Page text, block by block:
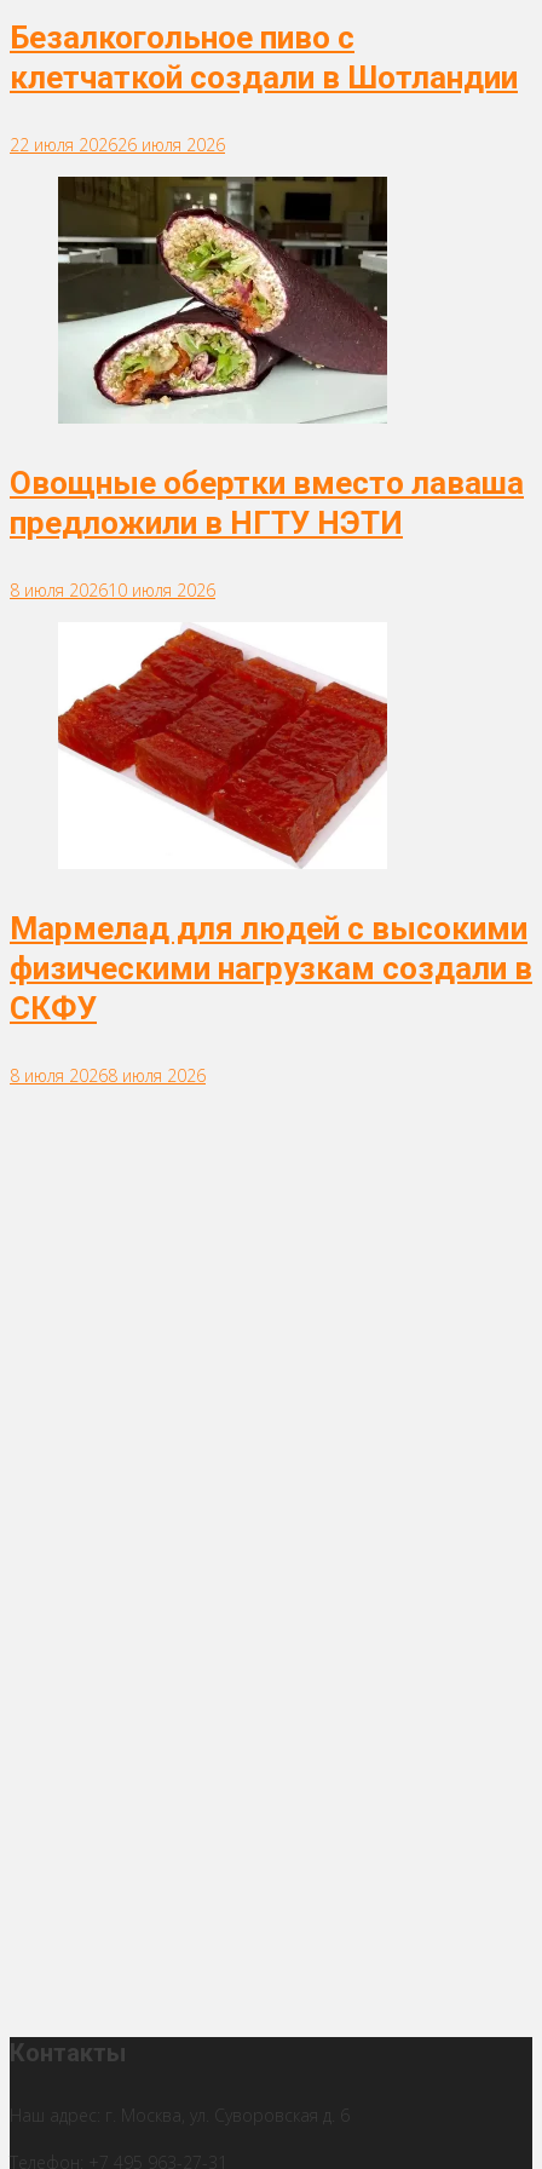
Безалкогольное пиво с
клетчаткой создали в Шотландии
22 июля 202626 июля 2026
Овощные обертки вместо лаваша
предложили в НГТУ НЭТИ
8 июля 202610 июля 2026
Мармелад для людей с высокими
физическими нагрузкам создали в
СКФУ
8 июля 20268 июля 2026
Контакты
Наш адрес: г. Москва, ул. Суворовская д. 6
Телефон: +7 495 963-27-31